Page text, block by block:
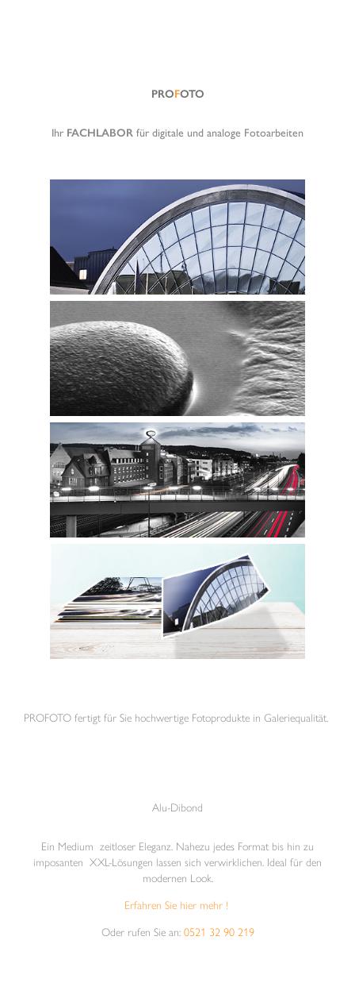
PROFOTO
Ihr FACHLABOR für digitale und analoge Fotoarbeiten
PROFOTO fertigt für Sie hochwertige Fotoprodukte in Galeriequalität.
Alu-Dibond
Ein Medium zeitloser Eleganz. Nahezu jedes Format bis hin zu
imposanten XXL-Lösungen lassen sich verwirklichen. Ideal für den
modernen Look.
Erfahren Sie hier mehr !
Oder rufen Sie an: 0521 32 90 219